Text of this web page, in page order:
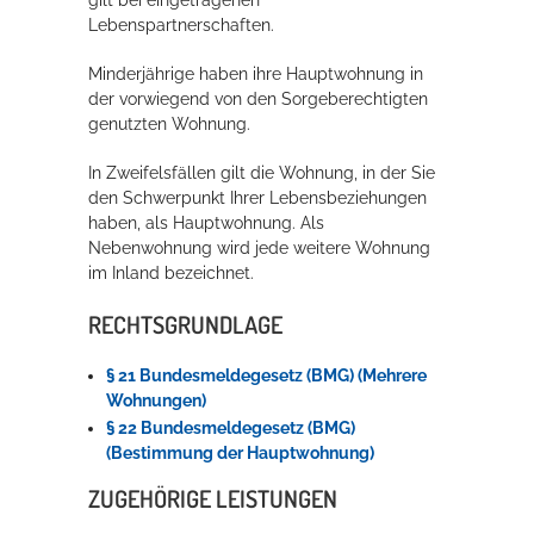
Erleben in Hockenheim
Spaß unter prickelnden Wasserfällen, das rauschende Meer im
Wellenbecken oder doch lieber die pure Entspannung auf der
mehr dazu...
Lebenspartnerschaften.
Minderjährige haben ihre Hauptwohnung in
der vorwiegend von den Sorgeberechtigten
genutzten Wohnung.
In Zweifelsfällen gilt die Wohnung, in der Sie
den Schwerpunkt Ihrer Lebensbeziehungen
haben, als Hauptwohnung. Als
Nebenwohnung wird jede weitere Wohnung
im Inland bezeichnet.
RECHTSGRUNDLAGE
§ 21 Bundesmeldegesetz (BMG) (Mehrere
Wohnungen)
§ 22 Bundesmeldegesetz (BMG)
(Bestimmung der Hauptwohnung)
ZUGEHÖRIGE LEISTUNGEN